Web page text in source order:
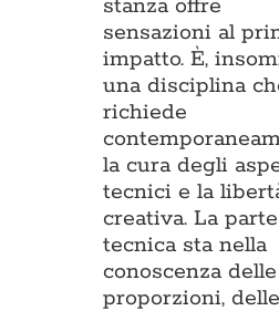
stanza offre
sensazioni al
impatto. È,
una disciplina
richiede
la cura degli
tecnici e la
creativa. La parte
tecnica sta nella
conoscenza delle
proporzioni, delle